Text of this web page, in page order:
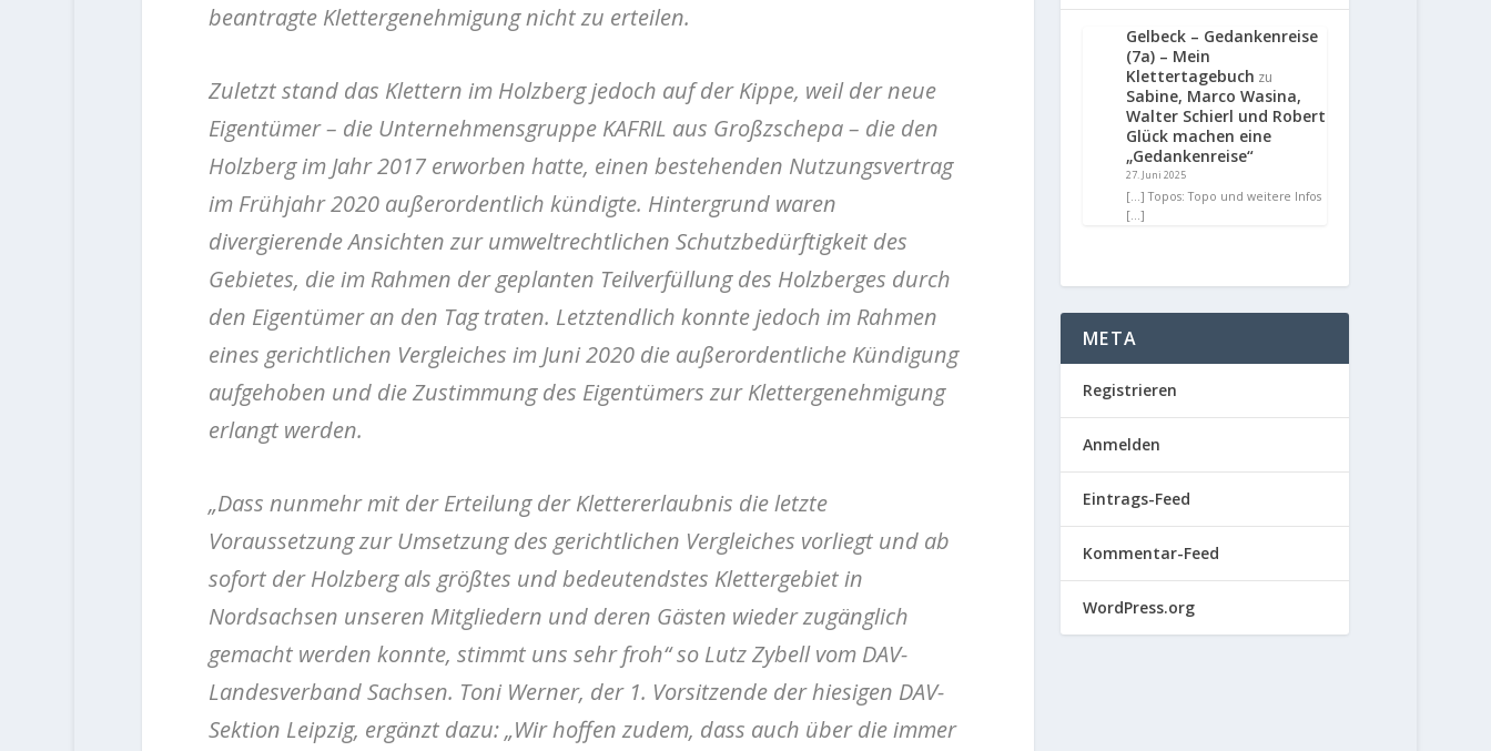
beantragte Klettergenehmigung nicht zu erteilen.
Zuletzt stand das Klettern im Holzberg jedoch auf der Kippe, weil der neue
Eigentümer – die Unternehmensgruppe KAFRIL aus Großzschepa – die den
Holzberg im Jahr 2017 erworben hatte, einen bestehenden Nutzungsvertrag
im Frühjahr 2020 außerordentlich kündigte. Hintergrund waren
divergierende Ansichten zur umweltrechtlichen Schutzbedürftigkeit des
Gebietes, die im Rahmen der geplanten Teilverfüllung des Holzberges durch
den Eigentümer an den Tag traten. Letztendlich konnte jedoch im Rahmen
eines gerichtlichen Vergleiches im Juni 2020 die außerordentliche Kündigung
aufgehoben und die Zustimmung des Eigentümers zur Klettergenehmigung
erlangt werden.
„Dass nunmehr mit der Erteilung der Klettererlaubnis die letzte
Voraussetzung zur Umsetzung des gerichtlichen Vergleiches vorliegt und ab
sofort der Holzberg als größtes und bedeutendstes Klettergebiet in
Nordsachsen unseren Mitgliedern und deren Gästen wieder zugänglich
gemacht werden konnte, stimmt uns sehr froh“ so Lutz Zybell vom DAV-
Landesverband Sachsen. Toni Werner, der 1. Vorsitzende der hiesigen DAV-
Sektion Leipzig, ergänzt dazu: „Wir hoffen zudem, dass auch über die immer
Gelbeck – Gedankenreise
(7a) – Mein
Klettertagebuch zu
Sabine, Marco Wasina,
Walter Schierl und Robert
Glück machen eine
„Gedankenreise“
27. Juni 2025
[…] Topos: Topo und weitere Infos
[…]
META
Registrieren
Anmelden
Eintrags-Feed
Kommentar-Feed
WordPress.org